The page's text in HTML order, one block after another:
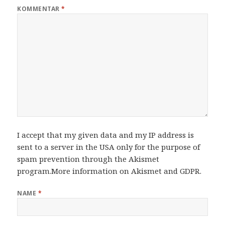
KOMMENTAR*
I accept that my given data and my IP address is
sent to a server in the USA only for the purpose of
spam prevention through theAkismet
program.More information on Akismet and GDPR.
NAME *